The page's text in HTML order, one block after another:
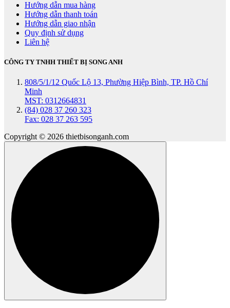
Hướng dẫn mua hàng
Hướng dẫn thanh toán
Hướng dẫn giao nhận
Quy định sử dụng
Liên hệ
CÔNG TY TNHH THIẾT BỊ SONG ANH
808/5/1/12 Quốc Lộ 13, Phường Hiệp Bình, TP. Hồ Chí
Minh
MST: 0312664831
(84) 028 37 260 323
Fax: 028 37 263 595
Copyright © 2026 thietbisonganh.com